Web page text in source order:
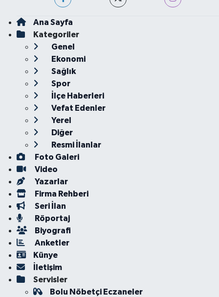
Ana Sayfa
Kategoriler
Genel
Ekonomi
Sağlık
Spor
İlçe Haberleri
Vefat Edenler
Yerel
Diğer
Resmi İlanlar
Foto Galeri
Video
Yazarlar
Firma Rehberi
Seri İlan
Röportaj
Biyografi
Anketler
Künye
İletişim
Servisler
Bolu Nöbetçi Eczaneler